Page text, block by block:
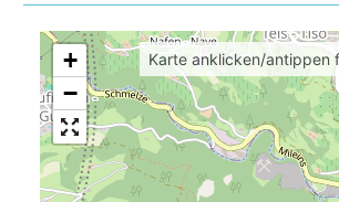
+
−
Karte anklicken/antippen